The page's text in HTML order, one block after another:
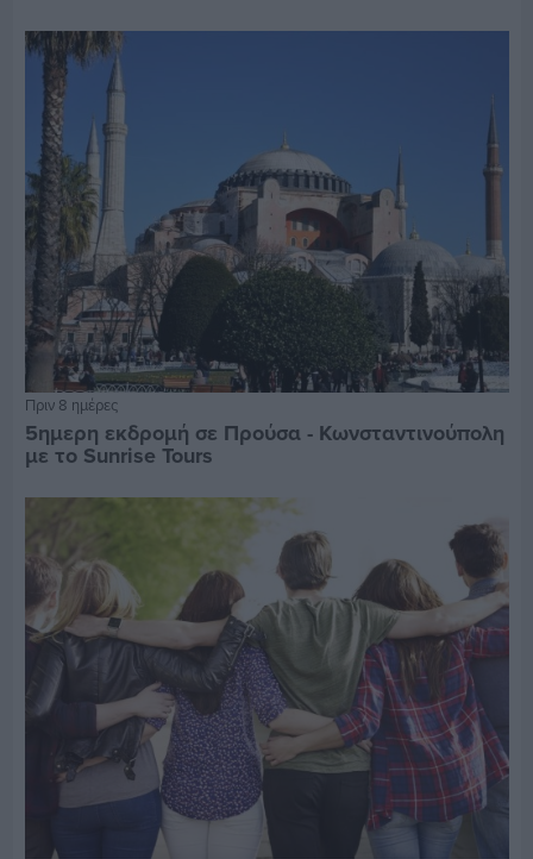
Πριν 8 ημέρες
5ημερη εκδρομή σε Προύσα - Κωνσταντινούπολη
με το Sunrise Tours